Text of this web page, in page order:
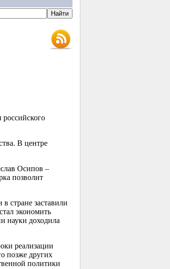
В центре
Осипов –
позволит
стране заставили
экономить
науки доходила
реализации
позже других
политики